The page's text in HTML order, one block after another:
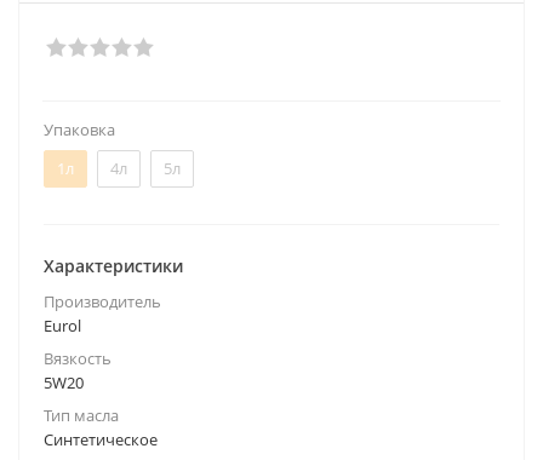
Упаковка
1л
4л 5л
Характеристики
Производитель
Eurol
Вязкость
5W20
Тип масла
Синтетическое